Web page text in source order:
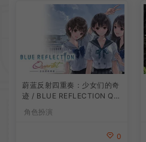
蔚蓝反射四重奏：少女们的奇
迹 / BLUE REFLECTION Qu
artet 卡通回合制RPG游戏
角色扮演
0